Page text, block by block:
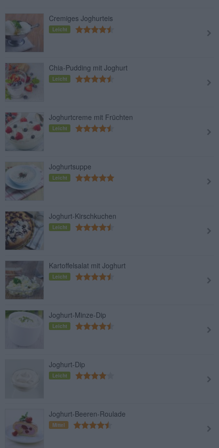
Cremiges Joghurteis
Leicht
Chia-Pudding mit Joghurt
Leicht
Joghurtcreme mit Früchten
Leicht
Joghurtsuppe
Leicht
Joghurt-Kirschkuchen
Leicht
Kartoffelsalat mit Joghurt
Leicht
Joghurt-Minze-Dip
Leicht
Joghurt-Dip
Leicht
Joghurt-Beeren-Roulade
Mittel